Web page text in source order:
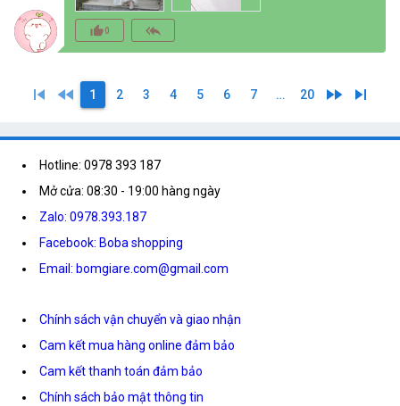
thumb_up_alt0 reply_all
skip_previous fast_rewind 1 2 3 4 5 6 7 … 20 fast_forward skip_next
Hotline: 0978 393 187
Mở cửa: 08:30 - 19:00 hàng ngày
Zalo: 0978.393.187
Facebook: Boba shopping
Email: bomgiare.com@gmail.com
Chính sách vận chuyển và giao nhận
Cam kết mua hàng online đảm bảo
Cam kết thanh toán đảm bảo
Chính sách bảo mật thông tin